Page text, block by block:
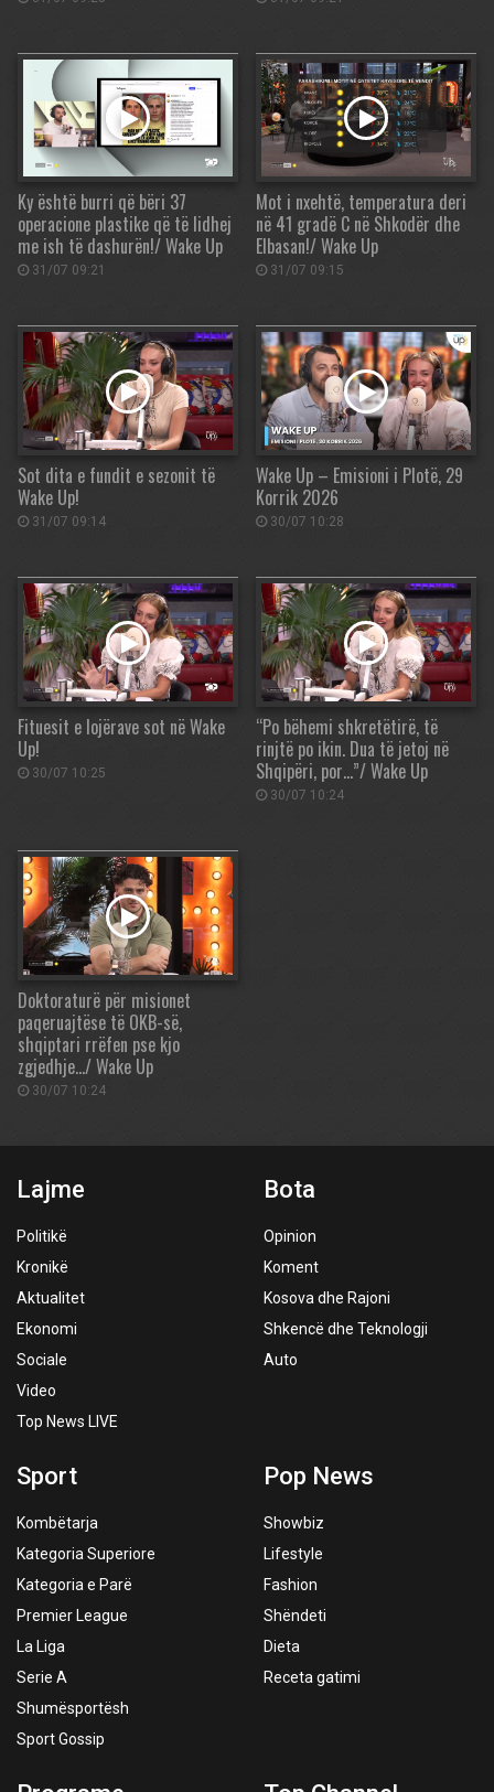
Ky është burri që bëri 37
operacione plastike që të lidhej
me ish të dashurën!/ Wake Up
31/07 09:21
Mot i nxehtë, temperatura deri
në 41 gradë C në Shkodër dhe
Elbasan!/ Wake Up
31/07 09:15
Sot dita e fundit e sezonit të
Wake Up!
31/07 09:14
Wake Up – Emisioni i Plotë, 29
Korrik 2026
30/07 10:28
Fituesit e lojërave sot në Wake
Up!
30/07 10:25
“Po bëhemi shkretëtirë, të
rinjtë po ikin. Dua të jetoj në
Shqipëri, por…”/ Wake Up
30/07 10:24
Doktoraturë për misionet
paqeruajtëse të OKB-së,
shqiptari rrëfen pse kjo
zgjedhje…/ Wake Up
30/07 10:24
Lajme
Politikë
Kronikë
Aktualitet
Ekonomi
Sociale
Video
Top News LIVE
Bota
Opinion
Koment
Kosova dhe Rajoni
Shkencë dhe Teknologji
Auto
Sport
Kombëtarja
Kategoria Superiore
Kategoria e Parë
Premier League
La Liga
Serie A
Shumësportësh
Sport Gossip
Pop News
Showbiz
Lifestyle
Fashion
Shëndeti
Dieta
Receta gatimi